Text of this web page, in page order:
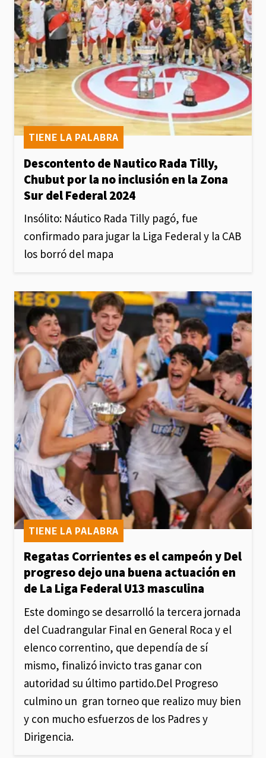
Descontento de Nautico Rada Tilly,
Chubut por la no inclusión en la Zona
Sur del Federal 2024
TIENE LA PALABRA
Insólito: Náutico Rada Tilly pagó, fue
confirmado para jugar la Liga Federal y la CAB
los borró del mapa
Regatas Corrientes es el campeón y Del
progreso dejo una buena actuación en
de La Liga Federal U13 masculina
TIENE LA PALABRA
Este domingo se desarrolló la tercera jornada
del Cuadrangular Final en General Roca y el
elenco correntino, que dependía de sí
mismo, finalizó invicto tras ganar con
autoridad su último partido.Del Progreso
culmino un gran torneo que realizo muy bien
y con mucho esfuerzos de los Padres y
Dirigencia.